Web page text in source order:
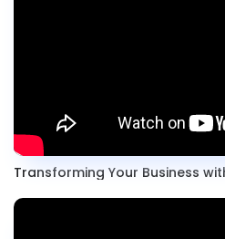
Transforming Your Business